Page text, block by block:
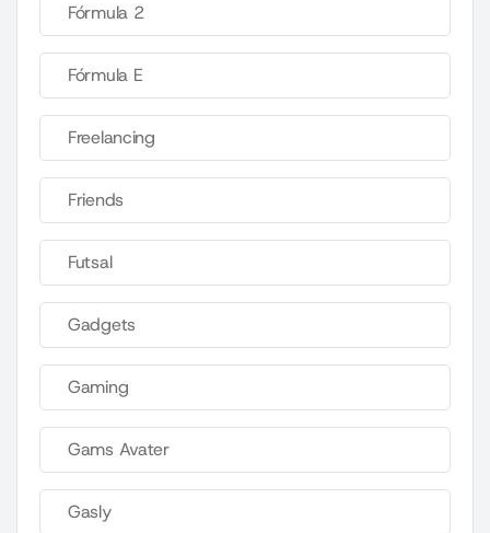
Fórmula 2
Fórmula E
Freelancing
Friends
Futsal
Gadgets
Gaming
Gams Avater
Gasly